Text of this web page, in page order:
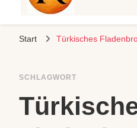
Start Türkisches
SCHLAGWORT